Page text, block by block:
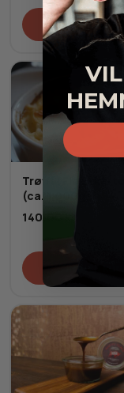
Tilføj til kurv
Trøffel
(ca. 1.000g)
140,00